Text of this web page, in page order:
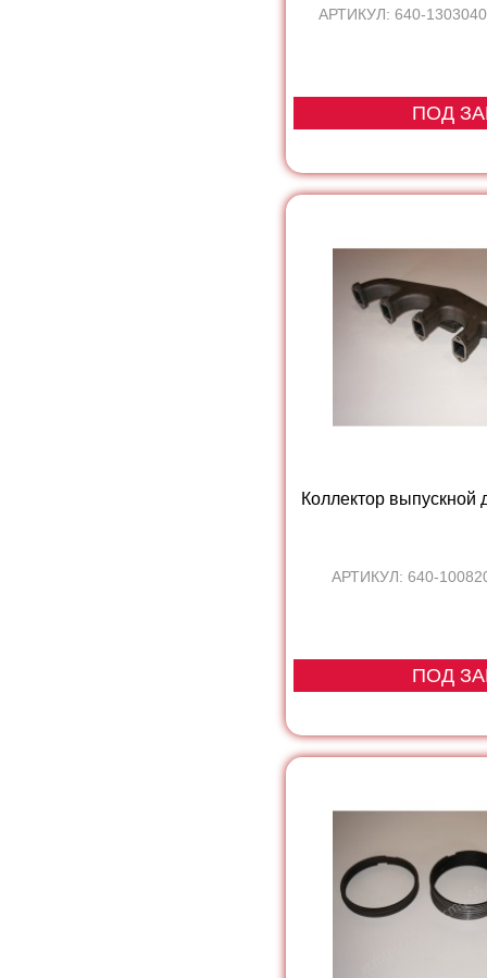
АРТИКУЛ: 640-
ПОД
Коллектор выпускной
АРТИКУЛ: 640-
ПОД